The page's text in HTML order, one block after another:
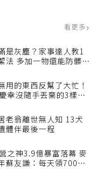
看更多
是灰塵？家事達人教1
法 多加一物還能防髒汙
用的東西反幫了大忙！
幸沒隨手丟棄的3樣物
老翁離世無人知 13犬
體伴最後一程
之神3.9億暴富落幕 麥
蘇友謙：每天領700元